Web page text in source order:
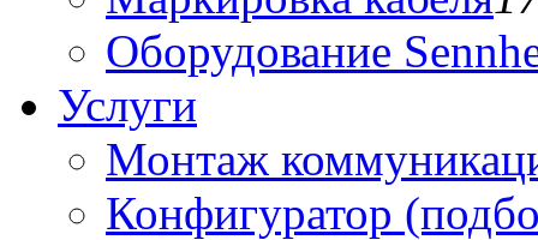
Оборудование
Услуги
Монтаж
Конфигуратор